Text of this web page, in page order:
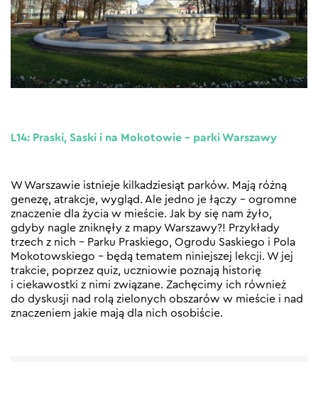
L14: Praski, Saski i na Mokotowie – parki Warszawy
W Warszawie istnieje kilkadziesiąt parków. Mają różną
genezę, atrakcje, wygląd. Ale jedno je łączy – ogromne
znaczenie dla życia w mieście. Jak by się nam żyło,
gdyby nagle zniknęły z mapy Warszawy?! Przykłady
trzech z nich – Parku Praskiego, Ogrodu Saskiego i Pola
Mokotowskiego – będą tematem niniejszej lekcji. W jej
trakcie, poprzez quiz, uczniowie poznają historię
i ciekawostki z nimi związane. Zachęcimy ich również
do dyskusji nad rolą zielonych obszarów w mieście i nad
znaczeniem jakie mają dla nich osobiście.